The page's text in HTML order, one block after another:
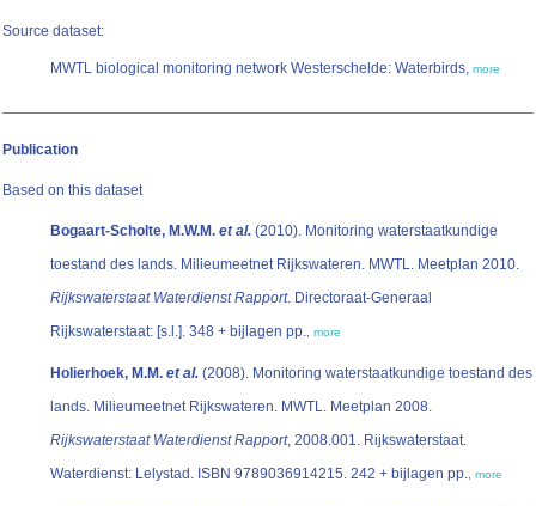
Source dataset:
MWTL biological monitoring network Westerschelde: Waterbirds, more
Publication
Based on this dataset
Bogaart-Scholte, M.W.M. et al. (2010). Monitoring waterstaatkundige
toestand des lands. Milieumeetnet Rijkswateren. MWTL. Meetplan 2010.
Rijkswaterstaat Waterdienst Rapport. Directoraat-Generaal
Rijkswaterstaat: [s.l.]. 348 + bijlagen pp., more
Holierhoek, M.M. et al. (2008). Monitoring waterstaatkundige toestand des
lands. Milieumeetnet Rijkswateren. MWTL. Meetplan 2008.
Rijkswaterstaat Waterdienst Rapport, 2008.001. Rijkswaterstaat.
Waterdienst: Lelystad. ISBN 9789036914215. 242 + bijlagen pp., more